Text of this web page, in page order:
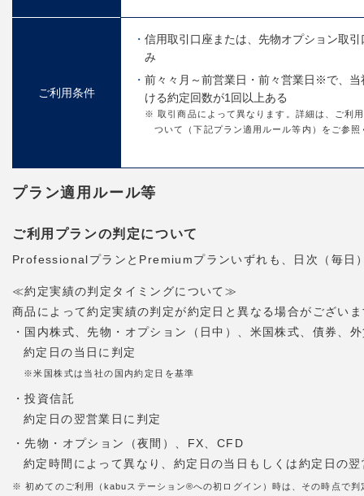
ご利用条件
信用取引口座または、先物オプション取
み
前々々月～前営業日・前々営業日※で、当
ける約定回数が1回以上ある
※ 取引商品によって異なります。詳細は、ご利
ついて（下記プラン適用ルール等内）をご参照
プラン適用ルール等
ご利用プランの判定について
ProfessionalプランとPremiumプランいずれも、日次（毎日
≪約定実績の判定タイミングについて≫
商品によって約定実績の判定が約定日と異なる場合がござい
・国内株式、先物・オプション（日中）、米国株式、債券、
約定日の当日に判定
※米国株式は当社の国内約定日を基準
・投資信託
約定日の翌営業日に判定
・先物・オプション（夜間）、FX、CFD
約定時間によって異なり、約定日の当日もしくは約定日の
※ 初めてのご利用（kabuステーション®への初ログイン）時は、その時点で